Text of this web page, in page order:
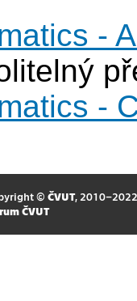
-
-
© ČVUT, 2010–2022
ČVUT